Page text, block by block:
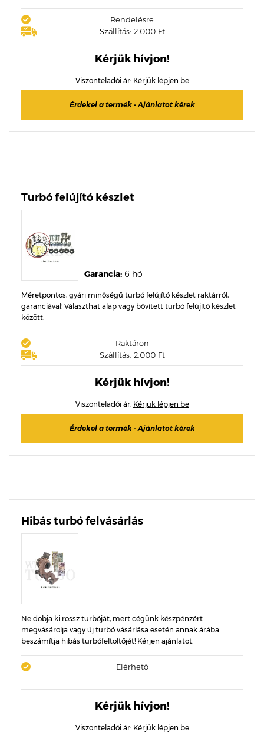
Rendelésre
Szállítás: 2.000 Ft
Kérjük hívjon!
Viszonteladói ár: Kérjük lépjen be
Érdekel a termék - Ajánlatot kérek
Turbó felújító készlet
Garancia: 6 hó
Méretpontos, gyári minőségű turbó felújító készlet raktárról,
garanciával! Választhat alap vagy bővített turbó felújító készlet
között.
Raktáron
Szállítás: 2.000 Ft
Kérjük hívjon!
Viszonteladói ár: Kérjük lépjen be
Érdekel a termék - Ajánlatot kérek
Hibás turbó felvásárlás
Ne dobja ki rossz turbóját, mert cégünk készpénzért
megvásárolja vagy új turbó vásárlása esetén annak árába
beszámítja hibás turbófeltöltőjét! Kérjen ajánlatot.
Elérhető
Kérjük hívjon!
Viszonteladói ár: Kérjük lépjen be